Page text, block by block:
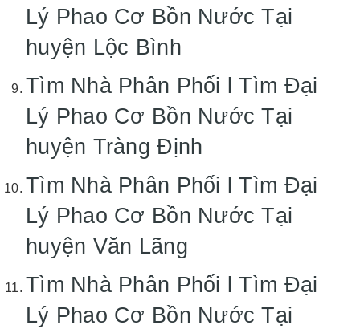
Lý Phao Cơ Bồn Nước Tại
huyện Lộc Bình
Tìm Nhà Phân Phối l Tìm Đại
Lý Phao Cơ Bồn Nước Tại
huyện Tràng Định
Tìm Nhà Phân Phối l Tìm Đại
Lý Phao Cơ Bồn Nước Tại
huyện Văn Lãng
Tìm Nhà Phân Phối l Tìm Đại
Lý Phao Cơ Bồn Nước Tại